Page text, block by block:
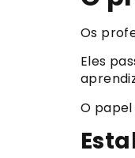
Os
Eles
O